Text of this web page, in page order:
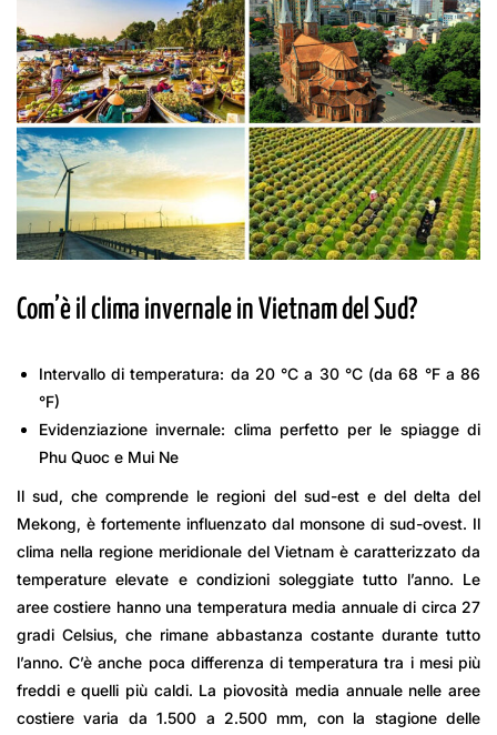
Com’è il clima invernale in Vietnam del Sud?
Intervallo di temperatura: da 20 °C a 30 °C (da 68 °F a 86
°F)
Evidenziazione invernale: clima perfetto per le spiagge di
Phu Quoc e Mui Ne
Il sud, che comprende le regioni del sud-est e del delta del
Mekong, è fortemente influenzato dal monsone di sud-ovest. Il
clima nella regione meridionale del Vietnam è caratterizzato da
temperature elevate e condizioni soleggiate tutto l’anno. Le
aree costiere hanno una temperatura media annuale di circa 27
gradi Celsius, che rimane abbastanza costante durante tutto
l’anno. C’è anche poca differenza di temperatura tra i mesi più
freddi e quelli più caldi. La piovosità media annuale nelle aree
costiere varia da 1.500 a 2.500 mm, con la stagione delle